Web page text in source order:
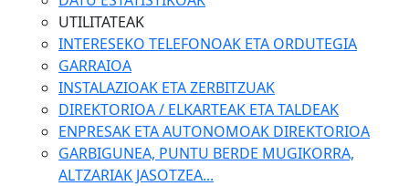
UTILITATEAK
INTERESEKO TELEFONOAK ETA ORDUTEGIA
GARRAIOA
INSTALAZIOAK ETA ZERBITZUAK
DIREKTORIOA / ELKARTEAK ETA TALDEAK
ENPRESAK ETA AUTONOMOAK DIREKTORIOA
GARBIGUNEA, PUNTU BERDE MUGIKORRA,
ALTZARIAK JASOTZEA...